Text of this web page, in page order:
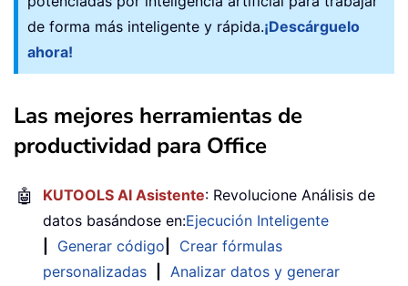
de forma más inteligente y rápida.¡Descárguelo
ahora!
Las mejores herramientas de
productividad para Office
🤖 KUTOOLS AI Asistente: Revolucione Análisis de
datos basándose en:Ejecución Inteligente
Generar código
Crear fórmulas
personalizadas
Analizar datos y generar